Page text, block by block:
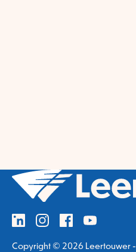
Copyright © 2026 Leertouwer -